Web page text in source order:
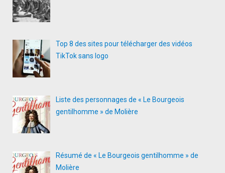
Top 8 des sites pour télécharger des vidéos
TikTok sans logo
Liste des personnages de « Le Bourgeois
gentilhomme » de Molière
Résumé de « Le Bourgeois gentilhomme » de
Molière